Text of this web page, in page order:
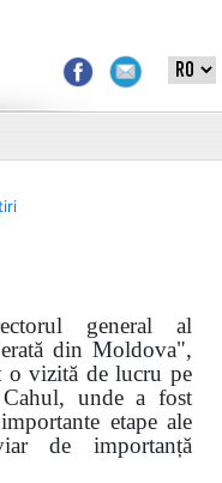
general al
din Moldova",
o vizită de lucru pe
unde a fost
etape ale
de importanță